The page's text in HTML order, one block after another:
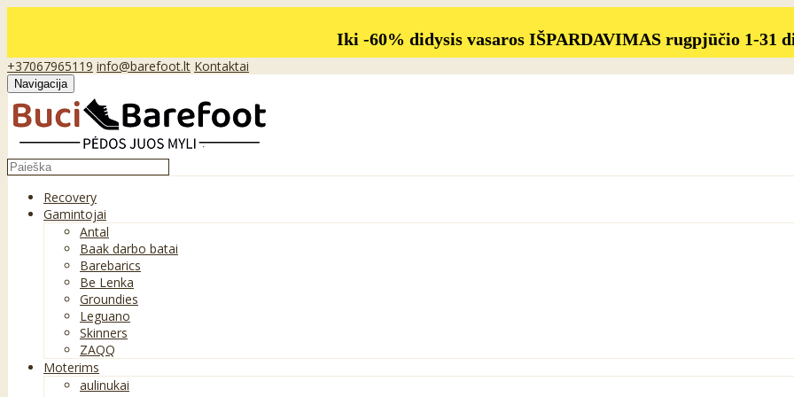
Iki -60% didysis vasaros IŠPARDAVIMAS rugpjūčio 1-31
+37067965119 info@barefoot.lt Kontaktai
Navigacija
Recovery
Gamintojai
Antal
Baak darbo batai
Barebarics
Be Lenka
Groundies
Leguano
Skinners
ZAQQ
Moterims
aulinukai